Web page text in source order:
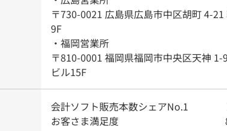
〒730-0021 広島県広島市中区胡町 4-
9F
・福岡営業所
〒810-0001 福岡県福岡市中央区天神
ビル15F
会計ソフト販売本数シェアNo.1
お客さま満足度